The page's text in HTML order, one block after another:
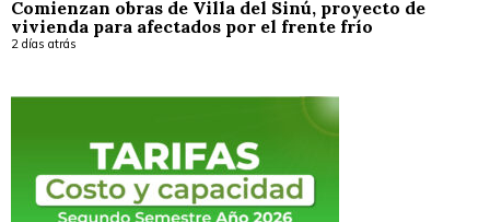
Comienzan obras de Villa del Sinú, proyecto de
vivienda para afectados por el frente frío
2 días atrás